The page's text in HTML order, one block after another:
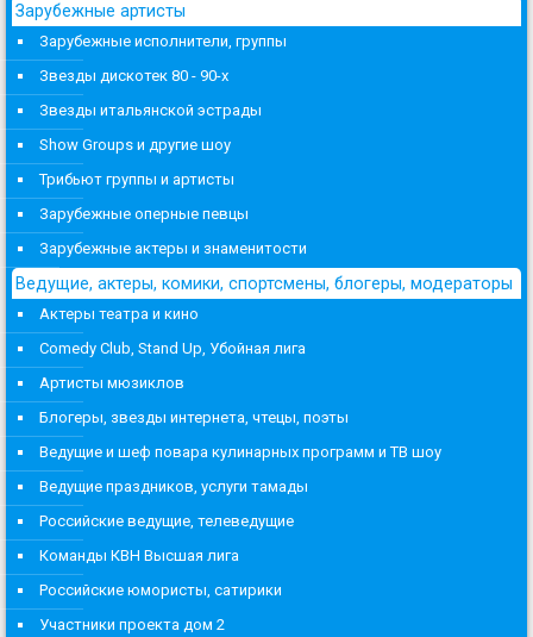
Зарубежные артисты
Зарубежные исполнители, группы
Звезды дискотек 80 - 90-х
Звезды итальянской эстрады
Show Groups и другие шоу
Трибьют группы и артисты
Зарубежные оперные певцы
Зарубежные актеры и знаменитости
Ведущие, актеры, комики, спортсмены, блогеры, модераторы
Актеры театра и кино
Comedy Club, Stand Up, Убойная лига
Артисты мюзиклов
Блогеры, звезды интернета, чтецы, поэты
Ведущие и шеф повара кулинарных программ и ТВ шоу
Ведущие праздников, услуги тамады
Российские ведущие, телеведущие
Команды КВН Высшая лига
Российские юмористы, сатирики
Участники проекта дом 2